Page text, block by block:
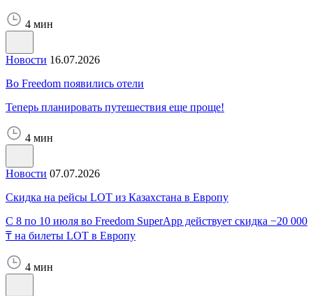
4 мин
Новости 16.07.2026
Во Freedom появились отели
Теперь планировать путешествия еще проще!
4 мин
Новости 07.07.2026
Скидка на рейсы LOT из Казахстана в Европу
С 8 по 10 июля во Freedom SuperApp действует скидка −20 000
₸ на билеты LOT в Европу
4 мин